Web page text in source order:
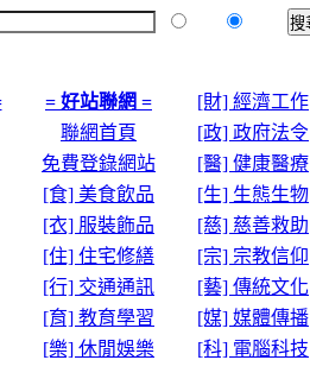
= 好站聯網 =
[財] 經濟工作
聯網首頁
[政] 政府法令
免費登錄網站
[醫] 健康醫療
[食] 美食飲品
[生] 生態生物
[衣] 服裝飾品
[慈] 慈善救助
[住] 住宅修繕
[宗] 宗教信仰
[行] 交通通訊
[藝] 傳統文化
[育] 教育學習
[媒] 媒體傳播
[樂] 休閒娛樂
[科] 電腦科技